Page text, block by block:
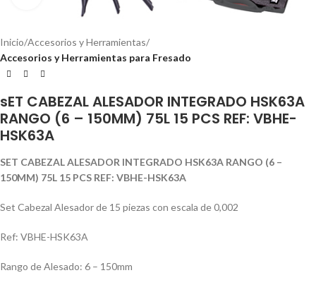
Inicio Accesorios y Herramientas
Accesorios y Herramientas para Fresado
sET CABEZAL ALESADOR INTEGRADO HSK63A
RANGO (6 – 150MM) 75L 15 PCS REF: VBHE-
HSK63A
SET CABEZAL ALESADOR INTEGRADO HSK63A RANGO (6 –
150MM) 75L 15 PCS REF: VBHE-HSK63A
Set Cabezal Alesador de 15 piezas con escala de 0,002
Ref: VBHE-HSK63A
Rango de Alesado: 6 – 150mm